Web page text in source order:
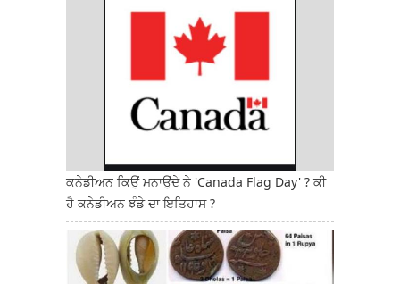
ਕਨੇਡੀਅਨ ਕਿਉਂ ਮਨਾਉਂਦੇ ਨੇ 'Canada Flag Day' ? ਕੀ
ਹੈ ਕਨੇਡੀਅਨ ਝੰਡੇ ਦਾ ਇਤਿਹਾਸ ?